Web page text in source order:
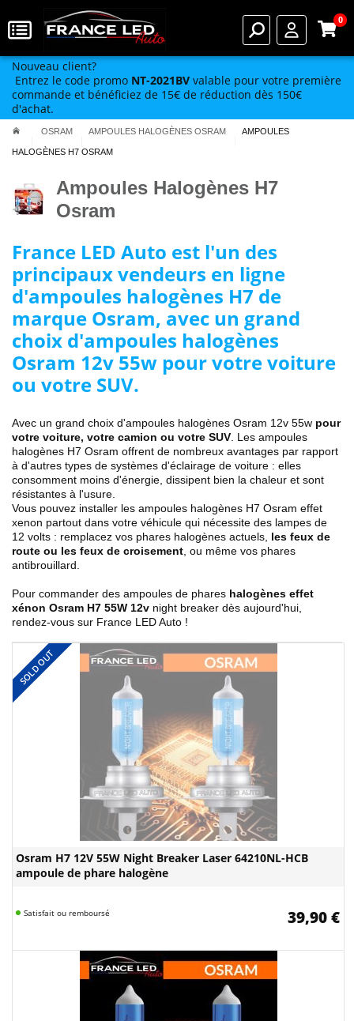
0
Nouveau client?
Entrez le code promo NT-2021BV valable pour votre première
commande et bénéficiez de 15€ de réduction dès 150€
d'achat.
OSRAM AMPOULES HALOGÈNES OSRAM AMPOULES
HALOGÈNES H7 OSRAM
Ampoules Halogènes H7
Osram
France LED Auto est l'un des
principaux vendeurs en ligne
d'ampoules halogènes H7 de
marque Osram, avec un grand
choix d'ampoules halogènes
Osram 12v 55w pour votre voiture
ou votre SUV.
Avec un grand choix d'ampoules halogènes Osram 12v 55w pour
votre voiture, votre camion ou votre SUV . Les ampoules
halogènes H7 Osram offrent de nombreux avantages par rapport
à d'autres types de systèmes d'éclairage de voiture : elles
consomment moins d'énergie, dissipent bien la chaleur et sont
résistantes à l'usure.
Vous pouvez installer les ampoules halogènes H7 Osram effet
xenon partout dans votre véhicule qui nécessite des lampes de
12 volts : remplacez vos phares halogènes actuels, les feux de
route ou les feux de croisement , ou même vos phares
antibrouillard.
Pour commander des ampoules de phares halogènes effet
xénon Osram H7 55W 12v night breaker dès aujourd'hui,
rendez-vous sur France LED Auto !
SOLD OUT
Osram H7 12V 55W Night Breaker Laser 64210NL-HCB
ampoule de phare halogène
Satisfait ou remboursé 39,90 €